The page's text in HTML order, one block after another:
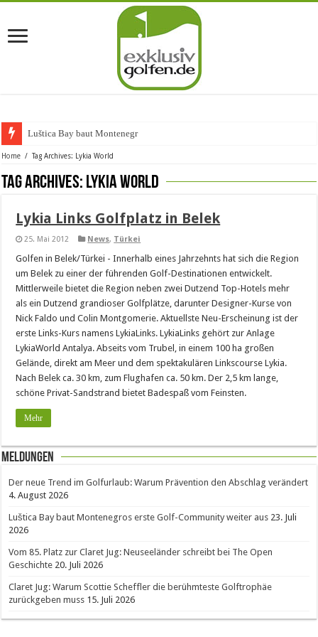
Luštica Bay baut Montenegros e
Home / Tag Archives: Lykia World
Tag Archives: Lykia World
Lykia Links Golfplatz in Belek
25. Mai 2012 News, Türkei
Golfen in Belek/Türkei - Innerhalb eines Jahrzehnts hat sich die Region
um Belek zu einer der führenden Golf-Destinationen entwickelt.
Mittlerweile bietet die Region neben zwei Dutzend Top-Hotels mehr
als ein Dutzend grandioser Golfplätze, darunter Designer-Kurse von
Nick Faldo und Colin Montgomerie. Aktuellste Neu-Erscheinung ist der
erste Links-Kurs namens LykiaLinks. LykiaLinks gehört zur Anlage
LykiaWorld Antalya. Abseits vom Trubel, in einem 100 ha großen
Gelände, direkt am Meer und dem spektakulären Linkscourse Lykia.
Nach Belek ca. 30 km, zum Flughafen ca. 50 km. Der 2,5 km lange,
schöne Privat-Sandstrand bietet Badespaß vom Feinsten.
Mehr
Meldungen
Der neue Trend im Golfurlaub: Warum Prävention den Abschlag verändert
4. August 2026
Luštica Bay baut Montenegros erste Golf-Community weiter aus 23. Juli
2026
Vom 85. Platz zur Claret Jug: Neuseeländer schreibt bei The Open
Geschichte 20. Juli 2026
Claret Jug: Warum Scottie Scheffler die berühmteste Golftrophäe
zurückgeben muss 15. Juli 2026